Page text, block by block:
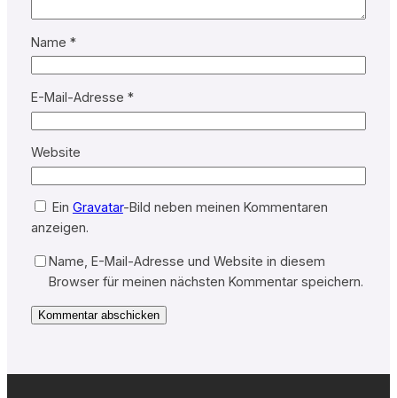
Name *
E-Mail-Adresse *
Website
Ein Gravatar-Bild neben meinen Kommentaren
anzeigen.
Name, E-Mail-Adresse und Website in diesem
Browser für meinen nächsten Kommentar speichern.